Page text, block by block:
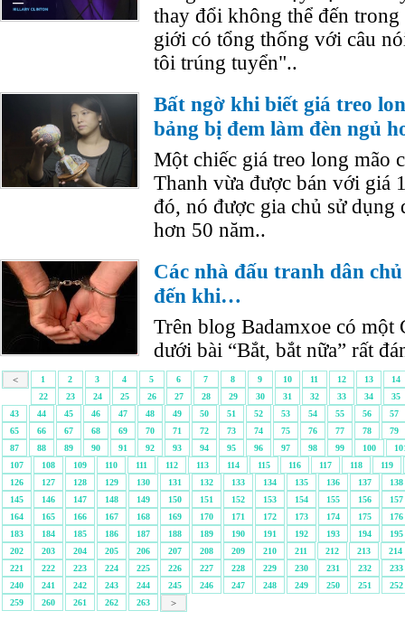
thay đổi không thể đến
giới có tổng thống với câu
tôi trúng tuyển"..
Bất ngờ khi biết giá treo
bảng bị đem làm đèn ngủ
Một chiếc giá treo long mão
Thanh vừa được bán với giá
đó, nó được gia chủ sử dụng
hơn 50 năm..
Các nhà đấu tranh dân
đến khi…
Trên blog Badamxoe có một
dưới bài “Bắt, bắt nữa” rất
< 1 2 3 4 5 6 7 8 9 10 11 12 13
14
22
23 24 25 26 27 28 29 30 31 32 33 34
35
43
44 45 46 47 48 49 50 51 52 53 54 55 56
57
65
66 67 68 69 70 71 72 73 74 75 76 77 78
79
87
88 89 90 91 92 93 94 95 96 97 98 99 100
107
108 109 110 111 112 113 114 115 116 117 118
119
126
127 128 129 130 131 132 133 134 135 136 137
138
145
146 147 148 149 150 151 152 153 154 155 156
157
164
165 166 167 168 169 170 171 172 173 174 175
176
183
184 185 186 187 188 189 190 191 192 193 194
195
202
203 204 205 206 207 208 209 210 211 212 213
214
221
222 223 224 225 226 227 228 229 230 231 232
233
240
241 242 243 244 245 246 247 248 249 250 251
252
259
260 261 262 263 >